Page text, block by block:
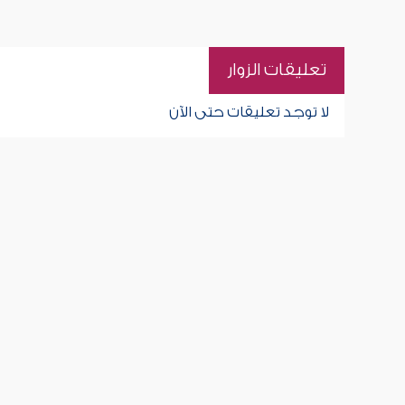
تعليقات الزوار
لا توجد تعليقات حتى الآن